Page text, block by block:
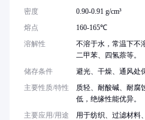
密度
0.90-0.91 g/cm³
熔点
160-165℃
溶解性
不溶于水，常温下不
二甲苯、四氢萘等。
储存条件
避光、干燥、通风处
主要性质/特性
质轻、耐酸碱、耐腐
低，绝缘性能优异。
主要应用/用途
用于纺织、过滤材料